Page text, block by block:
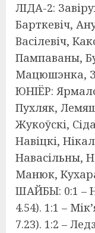
ЛІДА-2:
Барткевіч,
Васілевіч,
Пампаваны,
Мацюшэнка,
ЮНІЁР:
Пухляк,
Жукоўскі,
Навіцкі,
Навасільны,
Манюк,
ШАЙБЫ: 0:1 –
4.54). 1:1 –
7.23). 1:2 –